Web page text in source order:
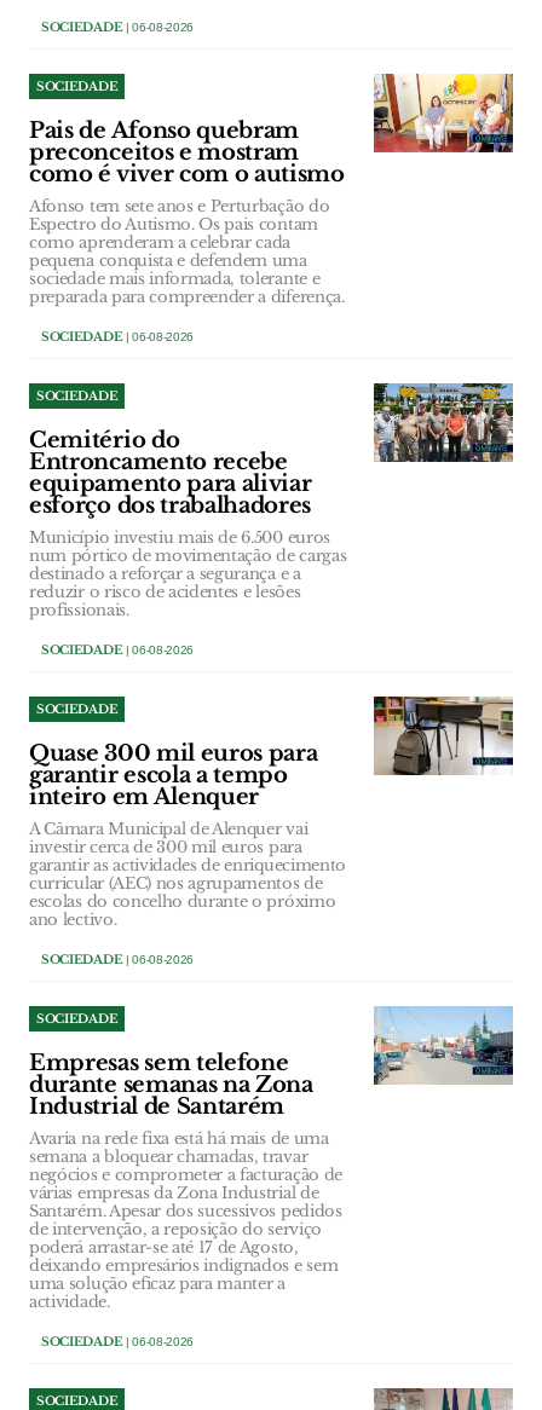
SOCIEDADE| 06-08-2026
SOCIEDADE
Pais de Afonso quebram
preconceitos e mostram
como é viver com o autismo
Afonso tem sete anos e Perturbação do
Espectro do Autismo. Os pais contam
como aprenderam a celebrar cada
pequena conquista e defendem uma
sociedade mais informada, tolerante e
preparada para compreender a diferença.
SOCIEDADE| 06-08-2026
SOCIEDADE
Cemitério do
Entroncamento recebe
equipamento para aliviar
esforço dos trabalhadores
Município investiu mais de 6.500 euros
num pórtico de movimentação de cargas
destinado a reforçar a segurança e a
reduzir o risco de acidentes e lesões
profissionais.
SOCIEDADE| 06-08-2026
SOCIEDADE
Quase 300 mil euros para
garantir escola a tempo
inteiro em Alenquer
A Câmara Municipal de Alenquer vai
investir cerca de 300 mil euros para
garantir as actividades de enriquecimento
curricular (AEC) nos agrupamentos de
escolas do concelho durante o próximo
ano lectivo.
SOCIEDADE| 06-08-2026
SOCIEDADE
Empresas sem telefone
durante semanas na Zona
Industrial de Santarém
Avaria na rede fixa está há mais de uma
semana a bloquear chamadas, travar
negócios e comprometer a facturação de
várias empresas da Zona Industrial de
Santarém. Apesar dos sucessivos pedidos
de intervenção, a reposição do serviço
poderá arrastar-se até 17 de Agosto,
deixando empresários indignados e sem
uma solução eficaz para manter a
actividade.
SOCIEDADE| 06-08-2026
SOCIEDADE